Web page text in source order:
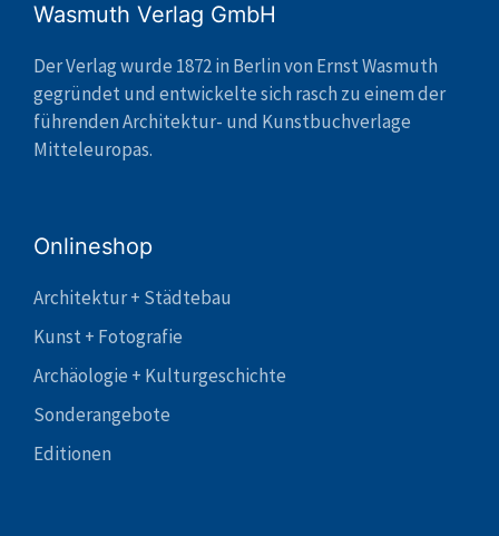
Wasmuth Verlag GmbH
Der Verlag wurde 1872 in Berlin von Ernst Wasmuth
gegründet und entwickelte sich rasch zu einem der
führenden Architektur- und Kunstbuchverlage
Mitteleuropas.
Onlineshop
Architektur + Städtebau
Kunst + Fotografie
Archäologie + Kulturgeschichte
Sonderangebote
Editionen